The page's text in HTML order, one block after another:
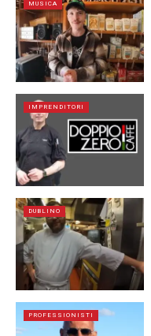
MUSICA
IMPRENDITORI
DUBLINO
PROFESSIONISTI